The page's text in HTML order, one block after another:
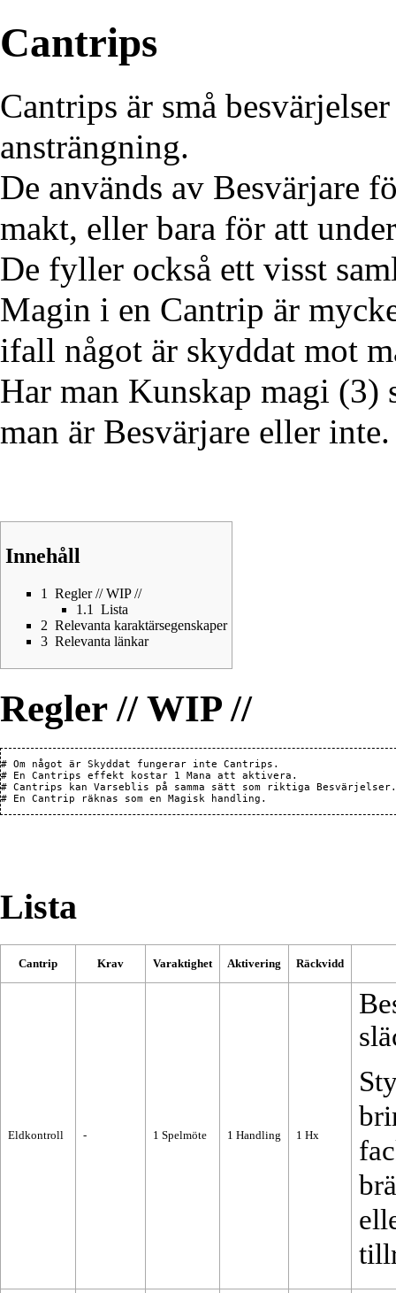
Cantrips
Cantrips är små
ansträngning.
De används av Besvärjare
makt, eller bara för att
De fyller också ett visst
Magin i en Cantrip är
ifall något är skyddat mot
Har man Kunskap magi (3)
man är Besvärjare eller inte.
Innehåll
1
Regler // WIP //
1.1
Lista
2 Relevanta karaktärsegenskaper
3 Relevanta länkar
Regler // WIP //
# Om något är Skyddat
fungerar inte Cantrips.
# En Cantrips effekt kostar 1 Mana
att aktivera.
# Cantrips kan Varseblis på samma sätt som riktiga Besvärjelser
# En Cantrip räknas som en Magisk handling
Lista
Cantrip Krav Varaktighet Aktivering Räckvidd
Eldkontroll - 1 Spelmöte 1 Handling 1 Hx